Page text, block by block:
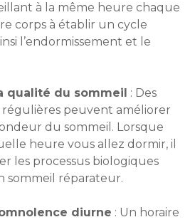
à la même heure chaque
corps à établir un cycle
l’endormissement et le
qualité du sommeil : Des
régulières peuvent améliorer
du sommeil. Lorsque
heure vous allez dormir, il
les processus biologiques
sommeil réparateur.
diurne : Un horaire